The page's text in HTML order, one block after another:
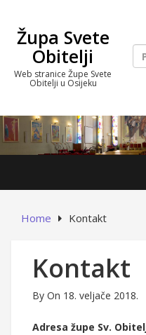
contentŽupa Svete
Obitelji
Web stranice Župe Svete
Obitelji u Osijeku
Home Kontakt
Kontakt
By On 18. veljače 2018.
Adresa župe Sv.